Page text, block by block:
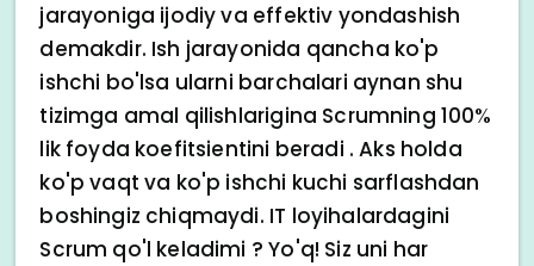
jarayoniga ijodiy va effektiv yondashish
demakdir. Ish jarayonida qancha ko'p
ishchi bo'lsa ularni barchalari aynan shu
tizimga amal qilishlarigina Scrumning 100%
lik foyda koefitsientini beradi . Aks holda
ko'p vaqt va ko'p ishchi kuchi sarflashdan
boshingiz chiqmaydi. IT loyihalardagini
Scrum qo'l keladimi ? Yo'q! Siz uni har